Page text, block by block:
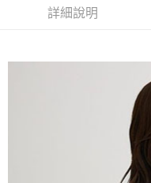
流程，驗證手機門號後，選擇
1.分期款項不併入電信帳單，
2.透過簡訊連結打開帳單後，
帳／街口支付／iPASS MONEY
【關於「AFTEE先享後付」】
１．簡單：不需註冊會員、不
２．便利：只要手機號碼，簡
３．安心：先確認商品／服務
【「AFTEE先享後付」結帳流
１．於結帳方式選擇「AFTEE
結帳頁面，進行簡訊認證並確
２．訂單成立數日內，您將收
３．收到繳費通知簡訊後14天
每筆NT$60，滿NT$388(含
每筆NT$60，滿NT$388(含
詳細說明